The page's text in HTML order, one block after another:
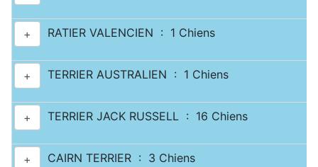
+ RATIER VALENCIEN : 1 Chiens
+ TERRIER AUSTRALIEN : 1 Chiens
+ TERRIER JACK RUSSELL : 16 Chiens
+ CAIRN TERRIER : 3 Chiens